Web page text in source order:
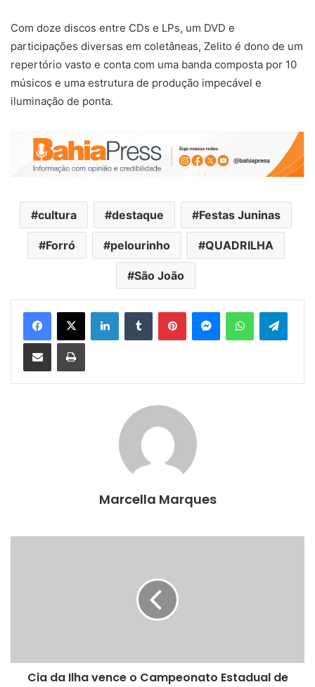
Com doze discos entre CDs e LPs, um DVD e
participações diversas em coletâneas, Zelito é dono de um
repertório vasto e conta com uma banda composta por 10
músicos e uma estrutura de produção impecável e
iluminação de ponta.
cultura destaque Festas Juninas
Forró pelourinho QUADRILHA
São João
Marcella Marques
Cia da Ilha vence o Campeonato Estadual de